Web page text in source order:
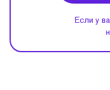
Если у